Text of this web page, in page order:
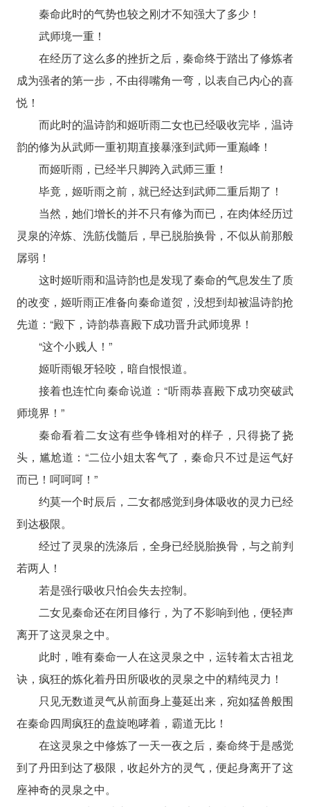
秦命此时的气势也较之刚才不知强大了多少！
武师境一重！
在经历了这么多的挫折之后，秦命终于踏出了修炼者
成为强者的第一步，不由得嘴角一弯，以表自己内心的喜
悦！
而此时的温诗韵和姬听雨二女也已经吸收完毕，温诗
韵的修为从武师一重初期直接暴涨到武师一重巅峰！
而姬听雨，已经半只脚跨入武师三重！
毕竟，姬听雨之前，就已经达到武师二重后期了！
当然，她们增长的并不只有修为而已，在肉体经历过
灵泉的淬炼、洗筋伐髓后，早已脱胎换骨，不似从前那般
孱弱！
这时姬听雨和温诗韵也是发现了秦命的气息发生了质
的改变，姬听雨正准备向秦命道贺，没想到却被温诗韵抢
先道：“殿下，诗韵恭喜殿下成功晋升武师境界！
“这个小贱人！”
姬听雨银牙轻咬，暗自恨恨道。
接着也连忙向秦命说道：“听雨恭喜殿下成功突破武
师境界！”
秦命看着二女这有些争锋相对的样子，只得挠了挠
头，尴尬道：“二位小姐太客气了，秦命只不过是运气好
而已！呵呵呵！”
约莫一个时辰后，二女都感觉到身体吸收的灵力已经
到达极限。
经过了灵泉的洗涤后，全身已经脱胎换骨，与之前判
若两人！
若是强行吸收只怕会失去控制。
二女见秦命还在闭目修行，为了不影响到他，便轻声
离开了这灵泉之中。
此时，唯有秦命一人在这灵泉之中，运转着太古祖龙
诀，疯狂的炼化着丹田所吸收的灵泉之中的精纯灵力！
只见无数道灵气从前面身上蔓延出来，宛如猛兽般围
在秦命四周疯狂的盘旋咆哮着，霸道无比！
在这灵泉之中修炼了一天一夜之后，秦命终于是感觉
到了丹田到达了极限，收起外方的灵气，便起身离开了这
座神奇的灵泉之中。